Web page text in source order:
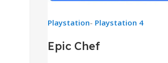
Playstation- Playstation 4
Epic Chef